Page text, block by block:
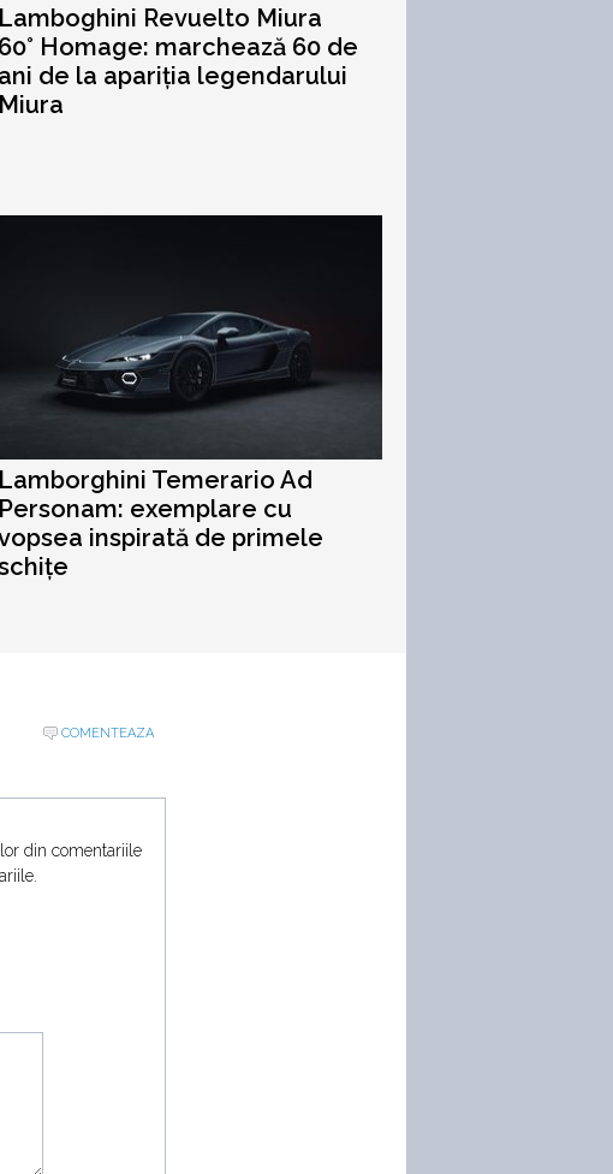
Lamboghini Revuelto Miura
60° Homage: marchează 60 de
ani de la apariția legendarului
Miura
Lamborghini Temerario Ad
Personam: exemplare cu
inspirată de primele
COMENTEAZA
din comentariile